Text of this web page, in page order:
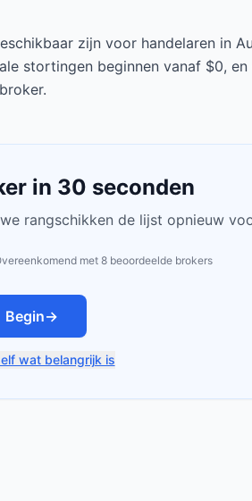
zijn voor handelaren in
stortingen beginnen vanaf $0,
in 30 seconden
rangschikken de lijst opnieuw
met 8 beoordeelde brokers
Begin→
wat belangrijk is